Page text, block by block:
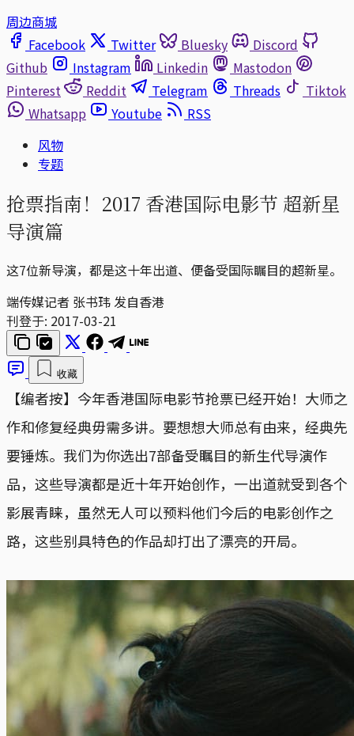
周边商城
Facebook
Twitter Bluesky
Discord
Github
Instagram Linkedin
Mastodon
Pinterest
Reddit Telegram Threads
Tiktok
Whatsapp
Youtube
RSS
风物
专题
抢票指南！2017 香港国际电影节 超新星
导演篇
这7位新导演，都是这十年出道、便备受国际瞩目的超新星。
端传媒记者 张书玮 发自香港
刊登于: 2017-03-21
收藏
【编者按】今年香港国际电影节抢票已经开始！大师之
作和修复经典毋需多讲。要想想大师总有由来，经典先
要锤炼。我们为你选出7部备受瞩目的新生代导演作
品，这些导演都是近十年开始创作，一出道就受到各个
影展青睐，虽然无人可以预料他们今后的电影创作之
路，这些别具特色的作品却打出了漂亮的开局。